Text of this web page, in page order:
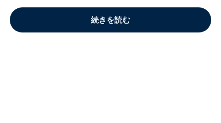
続きを読む